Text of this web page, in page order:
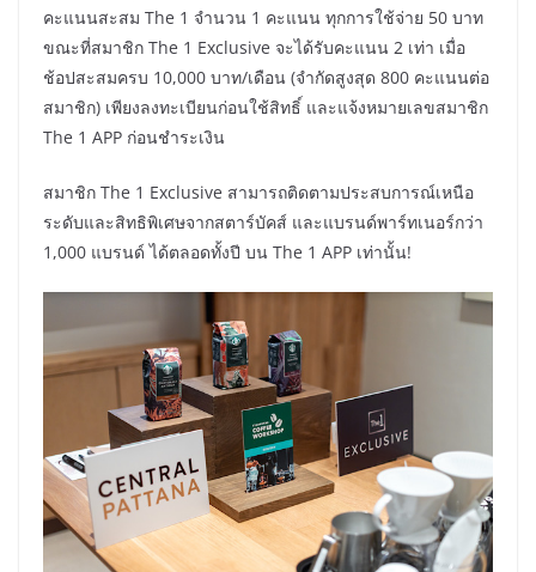
คะแนนสะสม The 1 จำนวน 1 คะแนน ทุกการใช้จ่าย 50 บาท
ขณะที่สมาชิก The 1 Exclusive จะได้รับคะแนน 2 เท่า เมื่อ
ช้อปสะสมครบ 10,000 บาท/เดือน (จำกัดสูงสุด 800 คะแนนต่อ
สมาชิก) เพียงลงทะเบียนก่อนใช้สิทธิ์ และแจ้งหมายเลขสมาชิก
The 1 APP ก่อนชำระเงิน
สมาชิก The 1 Exclusive สามารถติดตามประสบการณ์เหนือ
ระดับและสิทธิพิเศษจากสตาร์บัคส์ และแบรนด์พาร์ทเนอร์กว่า
1,000 แบรนด์ ได้ตลอดทั้งปี บน The 1 APP เท่านั้น!